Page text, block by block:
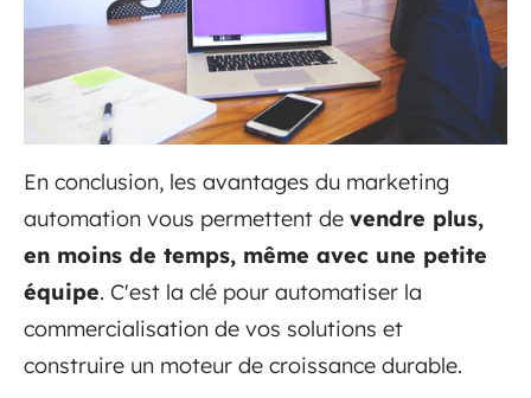
En conclusion, les avantages du marketing
automation vous permettent de vendre plus,
en moins de temps, même avec une petite
équipe. C'est la clé pour automatiser la
commercialisation de vos solutions et
construire un moteur de croissance durable.